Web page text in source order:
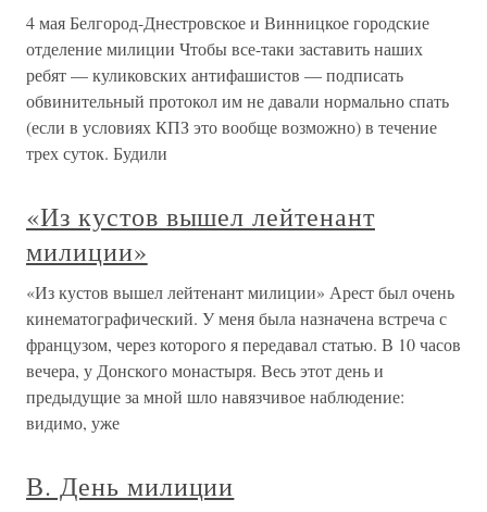
4 мая Белгород-Днестровское и Винницкое городские
отделение милиции Чтобы все-таки заставить наших
ребят — куликовских антифашистов — подписать
обвинительный протокол им не давали нормально спать
(если в условиях КПЗ это вообще возможно) в течение
трех суток. Будили
«Из кустов вышел лейтенант
милиции»
«Из кустов вышел лейтенант милиции» Арест был очень
кинематографический. У меня была назначена встреча с
французом, через которого я передавал статью. В 10 часов
вечера, у Донского монастыря. Весь этот день и
предыдущие за мной шло навязчивое наблюдение:
видимо, уже
В. День милиции